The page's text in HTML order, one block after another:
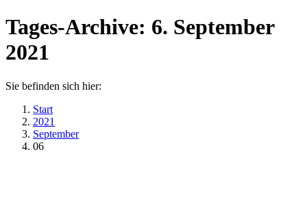
Tages-Archive: 6. September
2021
Sie befinden sich hier:
Start
2021
September
06